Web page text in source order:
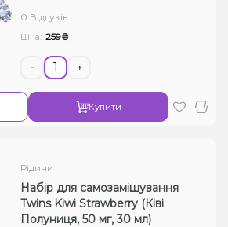
0 Відгуків
Ціна: 259₴
- +
Купити
Рідини
Набір для самозамішування
Twins Kiwi Strawberry (Ківі
Полуниця, 50 мг, 30 мл)